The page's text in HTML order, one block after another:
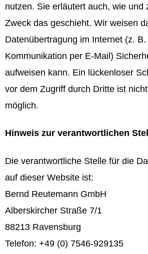
nutzen. Sie erläutert auch, wie und
Zweck das geschieht. Wir weisen
Datenübertragung im Internet (z.
Kommunikation per E-Mail)
aufweisen kann. Ein lückenloser
vor dem Zugriff durch Dritte ist nicht
möglich.
Hinweis zur verantwortlichen
Die verantwortliche Stelle für die
auf dieser Website ist:
Bernd Reutemann GmbH
Alberskircher Straße 7/1
88213 Ravensburg
Telefon: +49 (0) 7546-929135